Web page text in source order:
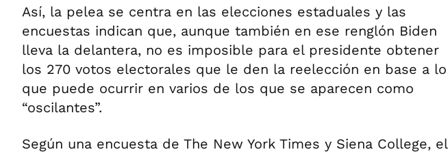
Así, la pelea se centra en las elecciones estaduales y las
encuestas indican que, aunque también en ese renglón Biden
lleva la delantera, no es imposible para el presidente obtener
los 270 votos electorales que le den la reelección en base a lo
que puede ocurrir en varios de los que se aparecen como
“oscilantes”.
Según una encuesta de The New York Times y Siena College, el